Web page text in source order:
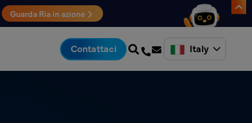
Guarda Ria in azione
Contattaci Italy